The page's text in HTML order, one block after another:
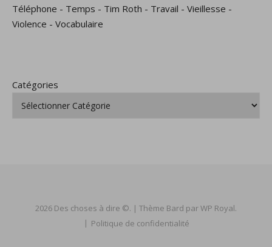
Téléphone - Temps - Tim Roth - Travail - Vieillesse -
Violence - Vocabulaire
Catégories
2026 Des choses à dire ©. | Thème Bard parWP Royal.
Politique de confidentialité